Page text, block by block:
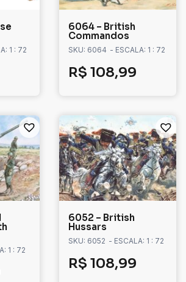
1 : 72
6064 – British
Commandos
SKU: 6064 - ESCALA: 1 : 72
R$ 108,99
1 : 72
6052 – British
Hussars
SKU: 6052 - ESCALA: 1 : 72
R$ 108,99